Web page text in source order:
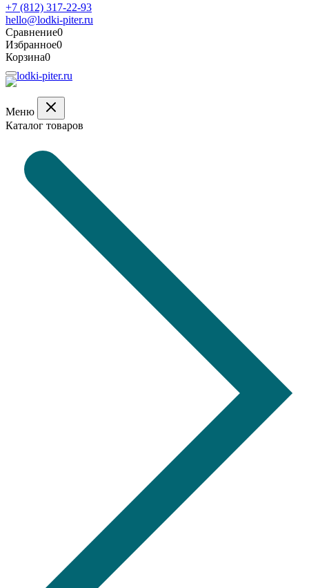
+7 (812) 317-22-93
hello@lodki-piter.ru
Сравнение0
Избранное0
Корзина0
Меню
Каталог товаров